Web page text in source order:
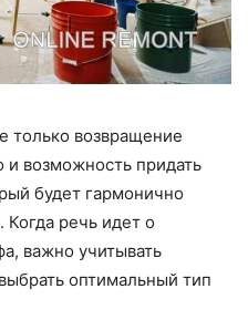
только возвращение
возможность придать
будет гармонично
Когда речь идет о
важно учитывать
оптимальный тип